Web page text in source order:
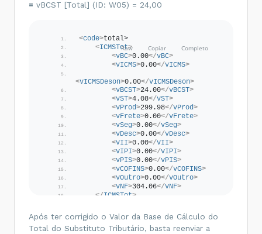
= vBCST [Total] (ID: W05) = 24,00
<code>total>
<ICMSTot>
<vBC>0.00</vBC>
<vICMS>0.00</vICMS>
<vICMSDeson>0.00</vICMSDeson>
<vBCST>24.00</vBCST>
<vST>4.08</vST>
<vProd>299.98</vProd>
<vFrete>0.00</vFrete>
<vSeg>0.00</vSeg>
<vDesc>0.00</vDesc>
<vII>0.00</vII>
<vIPI>0.00</vIPI>
<vPIS>0.00</vPIS>
<vCOFINS>0.00</vCOFINS>
<vOutro>0.00</vOutro>
<vNF>304.06</vNF>
</ICMSTot>
Após ter corrigido o Valor da Base de Cálculo do
Total do Substituto Tributário, basta reenviar a